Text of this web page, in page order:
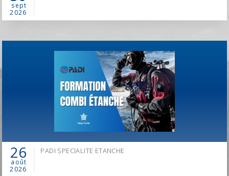
sept
2026
26
août
2026
PADI SPECIALITE ETANCHE
DEVENEZ INSTRUCTEUR DE PLONGÉE PADI!